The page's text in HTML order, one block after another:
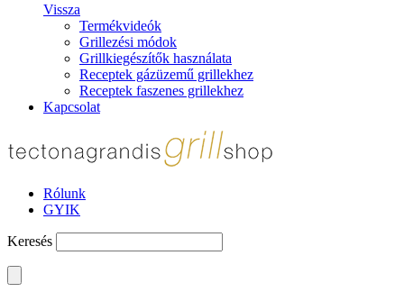
Vissza
Termékvideók
Grillezési módok
Grillkiegészítők használata
Receptek gázüzemű grillekhez
Receptek faszenes grillekhez
Kapcsolat
Rólunk
GYIK
Keresés